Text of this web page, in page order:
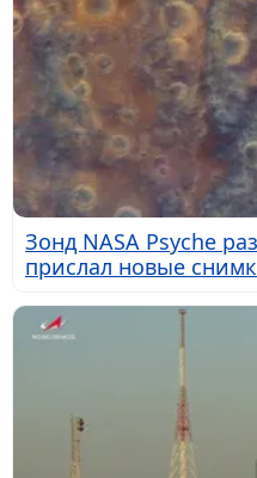
Зонд NASA Psyche
прислал новые